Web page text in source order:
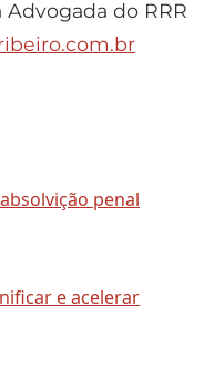
Advogada do RRR
penal
e acelerar